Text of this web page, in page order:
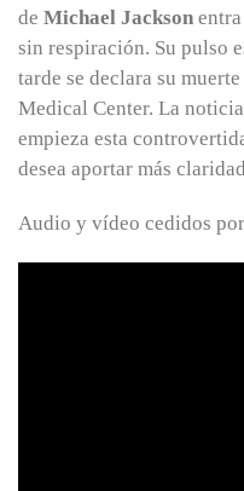
de Michael Jackson
sin respiración. Su pulso
tarde se declara su
Medical Center. La
empieza esta
desea aportar más
Audio y vídeo cedidos por